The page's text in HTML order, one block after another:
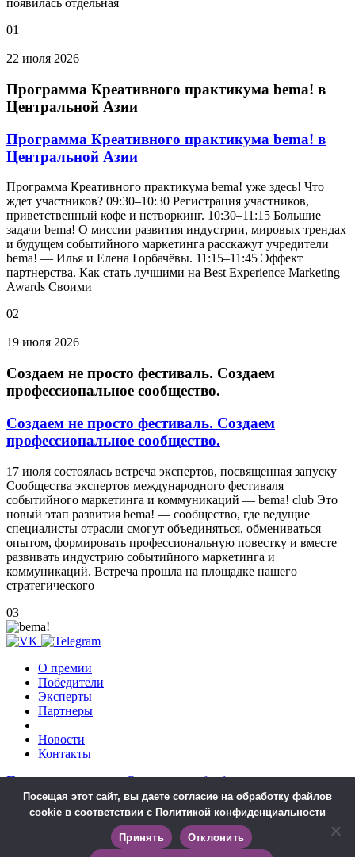
появилась отдельная
01
22 июля 2026
Программа Креативного практикума bema! в
Центральной Азии
Программа Креативного практикума bema! в
Центральной Азии
Программа Креативного практикума bema! уже здесь! Что
ждет участников? 09:30–10:30 Регистрация участников,
приветственный кофе и нетворкинг. 10:30–11:15 Большие
задачи bema! О миссии развития индустрии, мировых трендах
и будущем событийного маркетинга расскажут учредители
bema! — Илья и Елена Горбачёвы. 11:15–11:45 Эффект
партнерства. Как стать лучшими на Best Experience Marketing
Awards Своими
02
19 июля 2026
Создаем не просто фестиваль. Создаем
профессиональное сообщество.
Создаем не просто фестиваль. Создаем
профессиональное сообщество.
17 июля состоялась встреча экспертов, посвященная запуску
Сообщества экспертов международного фестиваля
событийного маркетинга и коммуникаций — bema! club Это
новый этап развития bema! — сообщество, где ведущие
специалисты отрасли смогут объединяться, обмениваться
опытом, формировать профессиональную повестку и вместе
развивать индустрию событийного маркетинга и
коммуникаций. Встреча прошла на площадке нашего
стратегического
03
О премии
Победители
Эксперты
Партнеры
Новости
Контакты
Положение о премии Согласие на обработку персональных
данныхСогласие на получение рекламно-информационной
рассылкиСогласие на обработку персональных данных,
разрешённых для распространенияПолитика в отношении
обработки персональных данных
Посещая этот сайт, вы даете согласие на обработку файлов
cookie в соответствии с Политикой конфиденциальности
Принять
Отклонить